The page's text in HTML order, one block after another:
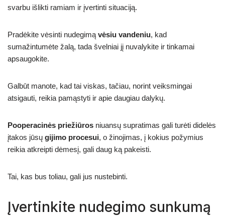
svarbu išlikti ramiam ir įvertinti situaciją.
Pradėkite vėsinti nudegimą vėsiu vandeniu, kad
sumažintumėte žalą, tada švelniai jį nuvalykite ir tinkamai
apsaugokite.
Galbūt manote, kad tai viskas, tačiau, norint veiksmingai
atsigauti, reikia pamąstyti ir apie daugiau dalykų.
Pooperacinės priežiūros niuansų supratimas gali turėti didelės
įtakos jūsų gijimo procesui, o žinojimas, į kokius požymius
reikia atkreipti dėmesį, gali daug ką pakeisti.
Tai, kas bus toliau, gali jus nustebinti.
Įvertinkite nudegimo sunkumą